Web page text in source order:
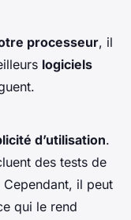
processeur, il
logiciels
d’utilisation.
des tests de
Cependant, il peut
qui le rend